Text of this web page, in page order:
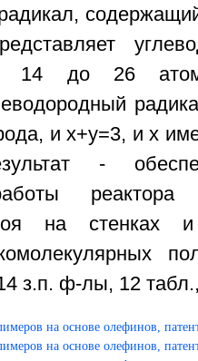
14 до 26
и x+y=3, и x
-
реактора
на стенках
з.п. ф-лы, 12